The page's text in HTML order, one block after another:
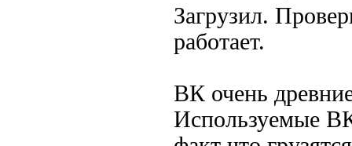
Загрузил.
работает.
ВК очень
Используемые